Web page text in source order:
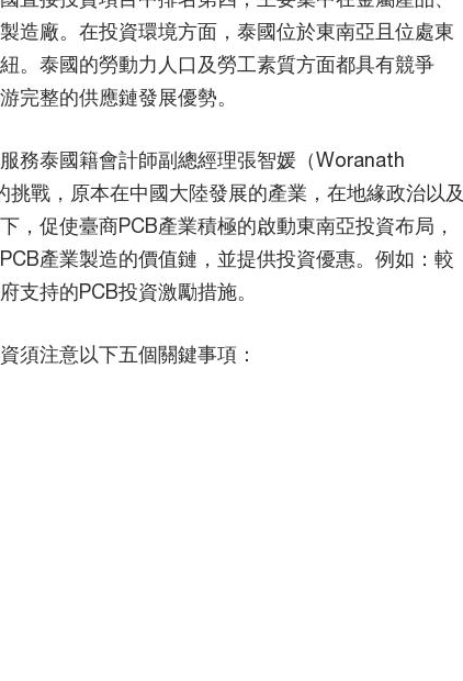
造廠。在投資環境方面，泰國位於東南亞且位處東
。泰國的勞動力人口及勞工素質方面都具有競爭
完整的供應鏈發展優勢。
務泰國籍會計師副總經理張智媛（Woranath
戰，原本在中國大陸發展的產業，在地緣政治以及
，促使臺商PCB產業積極的啟動東南亞投資布局，
產業製造的價值鏈，並提供投資優惠。例如：較
支持的PCB投資激勵措施。
須注意以下五個關鍵事項：